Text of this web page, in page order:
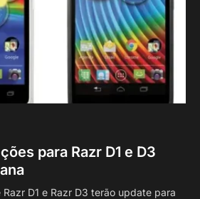
para Razr D1 e D3
D1 e Razr D3 terão update para